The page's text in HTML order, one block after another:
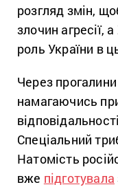
розгляд змін,
злочин агресії,
роль України в
Через прогалини
намагаючись
Спеціальний
Натомість
вже підготувала